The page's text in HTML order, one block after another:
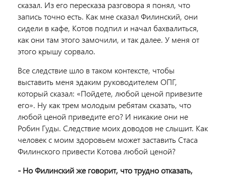
сказал. Из его пересказа разговора я понял, что
запись точно есть. Как мне сказал Филинский, они
сидели в кафе, Котов подпил и начал бахвалиться,
как они там этого замочили, и так далее. У меня от
этого крышу сорвало.
Все следствие шло в таком контексте, чтобы
выставить меня эдаким руководителем ОПГ,
который сказал: «Пойдете, любой ценой привезите
его». Ну как трем молодым ребятам сказать, что
любой ценой приведите его? И никакие они не
Робин Гуды. Следствие моих доводов не слышит. Как
человек с моим здоровьем может заставить Стаса
Филинского привести Котова любой ценой?
- Но Филинский же говорит, что трудно отказать,